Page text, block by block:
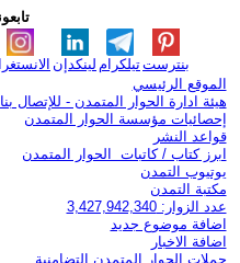
لينكدإن تيلكرامبنترست
الموقع الرئيسي
هيئة ادارة الحوار المتمدن - للإتصال بنا
إحصائيات مؤسسة الحوار المتمدن
قواعد النشر
ابرز كتاب / كاتبات الحوار المتمدن
يوتيوب التمدن
مكتبة التمدن
عدد الزوار: 3,427,942,340
اضافة موضوع جديد
اضافة الاخبار
حملات الحوار المتمدن التضامنية